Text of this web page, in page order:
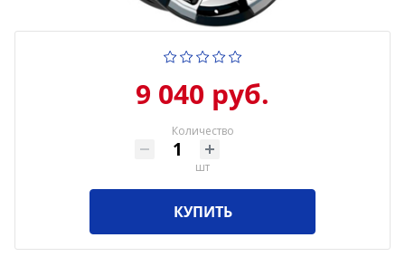
9 040 руб.
Количество
шт
КУПИТЬ